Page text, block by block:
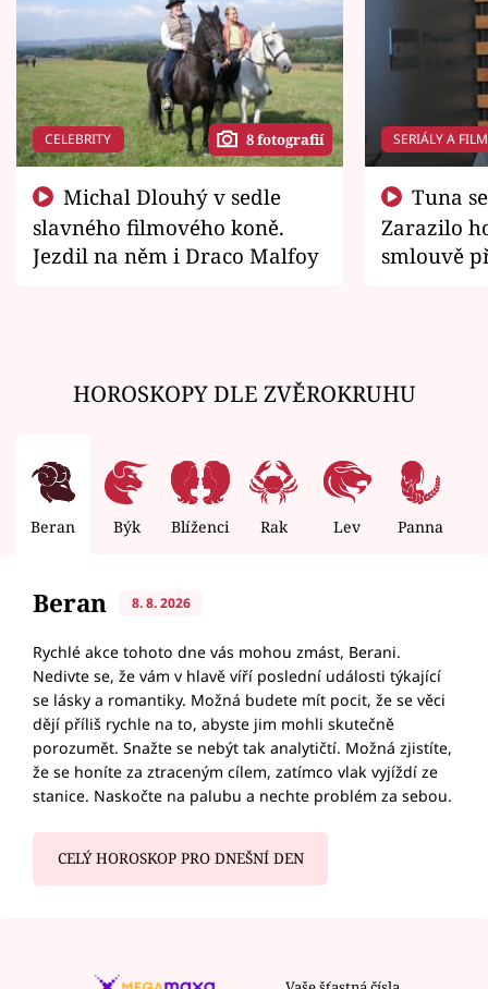
CELEBRITY 8 fotografií
slavného filmového koně.
Jezdil na něm i Draco Malfoy
SERIÁLY A
Zarazilo
smlouvě
HOROSKOPY DLE ZVĚROKRUHU
Beran Býk Blíženci Rak Lev Panna
Beran 8. 8. 2026
Rychlé akce tohoto dne vás mohou zmást, Berani.
Nedivte se, že vám v hlavě víří poslední události týkající
se lásky a romantiky. Možná budete mít pocit, že se věci
dějí příliš rychle na to, abyste jim mohli skutečně
porozumět. Snažte se nebýt tak analytičtí. Možná zjistíte,
že se honíte za ztraceným cílem, zatímco vlak vyjíždí ze
stanice. Naskočte na palubu a nechte problém za sebou.
CELÝ HOROSKOP PRO DNEŠNÍ DEN